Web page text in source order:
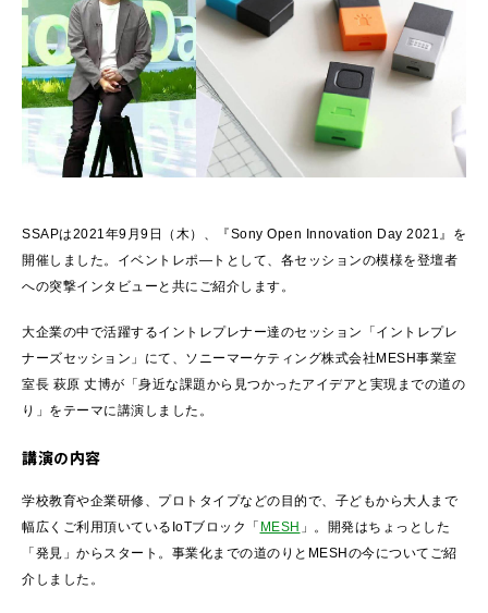
SSAPは2021年9月9日（木）、『Sony Open Innovation Day 2021』を
開催しました。イベントレポ―トとして、各セッションの模様を登壇者
への突撃インタビューと共にご紹介します。
大企業の中で活躍するイントレプレナー達のセッション「イントレプレ
ナーズセッション」にて、ソニーマーケティング株式会社MESH事業室
室長 萩原 丈博が「身近な課題から見つかったアイデアと実現までの道の
り」をテーマに講演しました。
講演の内容
学校教育や企業研修、プロトタイプなどの目的で、子どもから大人まで
幅広くご利用頂いているIoTブロック「 MESH 」。開発はちょっとした
「発見」からスタート。事業化までの道のりとMESHの今についてご紹
介しました。